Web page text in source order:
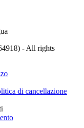
- All rights
di cancellazione